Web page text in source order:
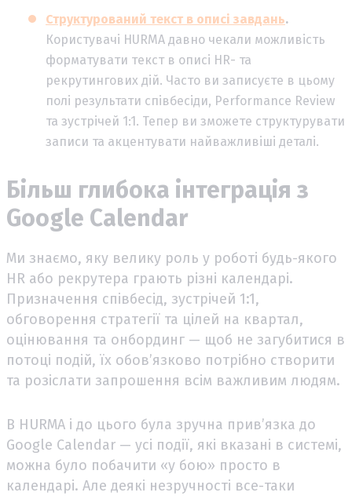
Структурований текст в описі завдань.
Користувачі HURMA давно чекали можливість
форматувати текст в описі HR- та
рекрутингових дій. Часто ви записуєте в цьому
полі результати співбесіди, Performance Review
та зустрічей 1:1. Тепер ви зможете структурувати
записи та акцентувати найважливіші деталі.
Більш глибока інтеграція з
Google Calendar
Ми знаємо, яку велику роль у роботі будь-якого
HR або рекрутера грають різні календарі.
Призначення співбесід, зустрічей 1:1,
обговорення стратегії та цілей на квартал,
оцінювання та онбординг — щоб не загубитися в
потоці подій, їх обов’язково потрібно створити
та розіслати запрошення всім важливим людям.
В HURMA і до цього була зручна прив’язка до
Google Calendar — усі події, які вказані в системі,
можна було побачити «у бою» просто в
календарі. Але деякі незручності все-таки